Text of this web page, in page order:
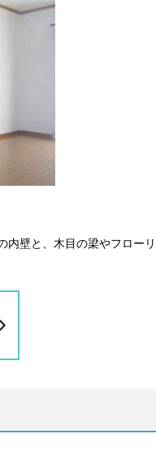
壁と、木目の梁やフロー